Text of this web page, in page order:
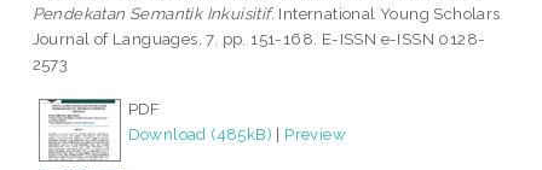
Pendekatan Semantik Inkuisitif. International Young Scholars
Journal of Languages, 7. pp. 151-168. E-ISSN e-ISSN 0128-
2573
PDF
Download (485kB) | Preview